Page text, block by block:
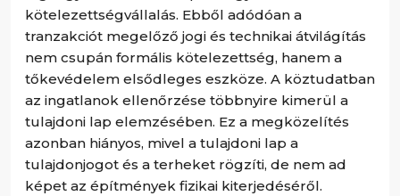
kötelezettségvállalás. Ebből adódóan a
tranzakciót megelőző jogi és technikai átvilágítás
nem csupán formális kötelezettség, hanem a
tőkevédelem elsődleges eszköze. A köztudatban
az ingatlanok ellenőrzése többnyire kimerül a
tulajdoni lap elemzésében. Ez a megközelítés
azonban hiányos, mivel a tulajdoni lap a
tulajdonjogot és a terheket rögzíti, de nem ad
képet az építmények fizikai kiterjedéséről.